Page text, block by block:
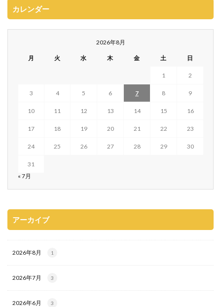
カレンダー
2026年8月
月 火 水 木 金 土 日
1 2
3 4 5 6 7 8 9
10 11 12 13 14 15 16
17 18 19 20 21 22 23
24 25 26 27 28 29 30
31
« 7月
アーカイブ
2026年8月 1
2026年7月 3
2026年6月 3